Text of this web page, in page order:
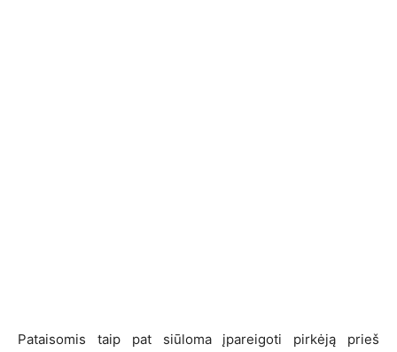
Pataisomis taip pat siūloma įpareigoti pirkėją prieš